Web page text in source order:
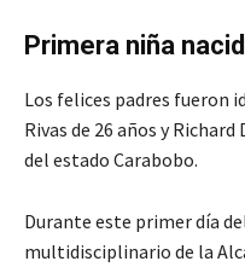
Primera niña
Los felices padres fueron
Rivas de 26 años y
del estado Carabobo.
Durante este primer día
multidisciplinario de la